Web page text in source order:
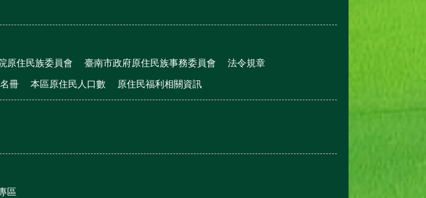
原住民族委員會 臺南市政府原住民族事務委員會 法令規章
冊 本區原住民人口數 原住民福利相關資訊
區